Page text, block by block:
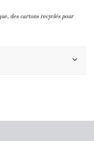
des cartons recyclés pour